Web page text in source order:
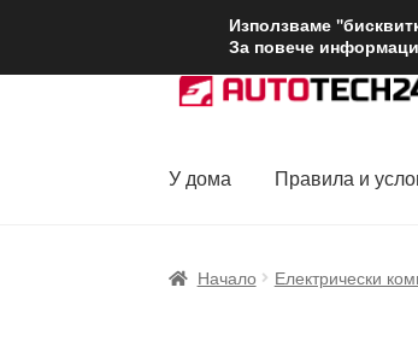
Skip
to
Skip
to
У дома Правила и
Начало Електрически
Използваме
За повече